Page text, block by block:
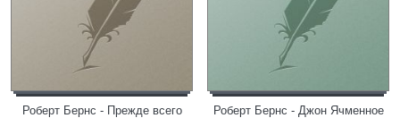
Роберт Бернс - Прежде всего
Роберт Бернс - Джон Ячменное